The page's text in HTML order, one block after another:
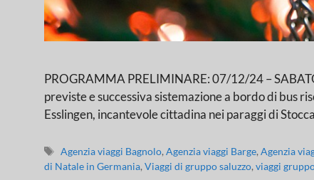
PROGRAMMA PRELIMINARE: 07/12/24 –
previste e successiva sistemazione a bordo di bus
Esslingen, incantevole cittadina nei paraggi di
Agenzia viaggi Bagnolo,Agenzia viaggi Barge,Agenzia
di Natale in Germania, Viaggi di gruppo saluzzo, viaggi